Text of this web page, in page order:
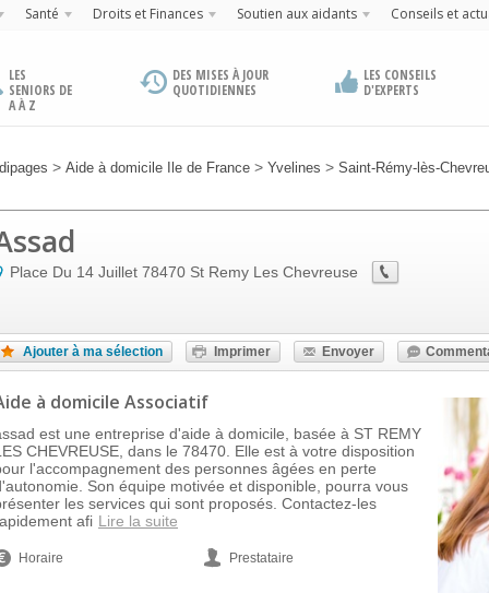
Santé Droits et Finances Soutien aux aidants Conseils et
LES
SENIORS DE
A À Z
DES MISES À JOUR
QUOTIDIENNES
LES CONSEILS
D'EXPERTS
> Aide à domicile Ile de France > Yvelines > Saint-Rémy-lès-
Place Du 14 Juillet 78470 St Remy Les Chevreuse
Ajouter à ma sélection Imprimer Envoyer
à domicile Associatif
est une entreprise d'aide à domicile, basée à ST REMY
CHEVREUSE, dans le 78470. Elle est à votre disposition
l'accompagnement des personnes âgées en perte
Son équipe motivée et disponible, pourra vous
les services qui sont proposés. Contactez-les
afi Lire la suite
Horaire Prestataire